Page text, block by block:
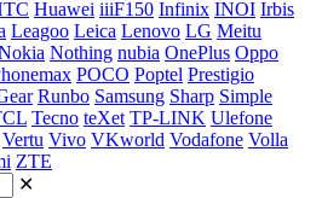
Huawei iiiF150 Infinix INOI Irbis
Leagoo Leica Lenovo LG Meitu
Nothing nubia OnePlus Oppo
POCO Poptel Prestigio
Runbo Samsung Sharp Simple
Tecno teXet TP-LINK Ulefone
Vertu Vivo VKworld Vodafone Volla
ZTE
✕